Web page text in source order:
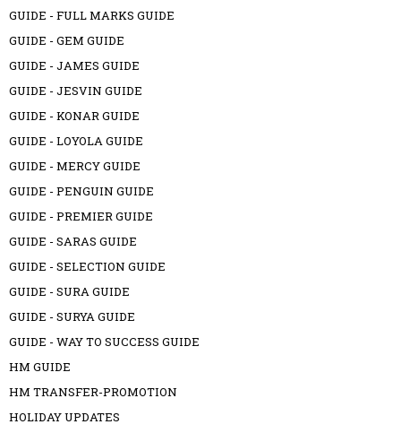
GUIDE - FULL MARKS GUIDE
GUIDE - GEM GUIDE
GUIDE - JAMES GUIDE
GUIDE - JESVIN GUIDE
GUIDE - KONAR GUIDE
GUIDE - LOYOLA GUIDE
GUIDE - MERCY GUIDE
GUIDE - PENGUIN GUIDE
GUIDE - PREMIER GUIDE
GUIDE - SARAS GUIDE
GUIDE - SELECTION GUIDE
GUIDE - SURA GUIDE
GUIDE - SURYA GUIDE
GUIDE - WAY TO SUCCESS GUIDE
HM GUIDE
HM TRANSFER-PROMOTION
HOLIDAY UPDATES